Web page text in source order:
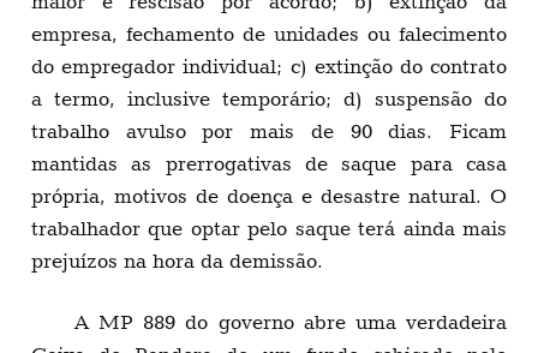
empresa, fechamento de unidades ou falecimento
do empregador individual; c) extinção do contrato
a termo, inclusive temporário; d) suspensão do
trabalho avulso por mais de 90 dias. Ficam
mantidas as prerrogativas de saque para casa
própria, motivos de doença e desastre natural. O
trabalhador que optar pelo saque terá ainda mais
prejuízos na hora da demissão.
A MP 889 do governo abre uma verdadeira